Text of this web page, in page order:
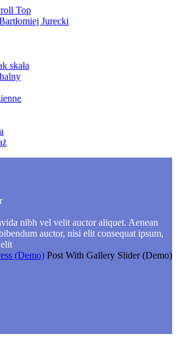
Top
skała
nibh vel velit auctor aliquet. Aenean
auctor, nisi elit consequat ipsum,
(Demo) Post With Gallery Slider (Demo)